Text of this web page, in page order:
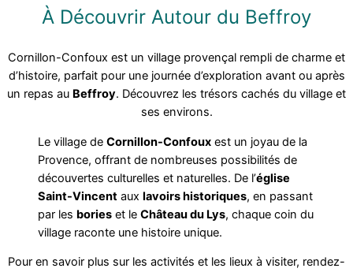
À Découvrir Autour du Beffroy
Cornillon-Confoux est un village provençal rempli de charme et
d’histoire, parfait pour une journée d’exploration avant ou après
un repas au Beffroy. Découvrez les trésors cachés du village et
ses environs.
Le village de Cornillon-Confoux est un joyau de la
Provence, offrant de nombreuses possibilités de
découvertes culturelles et naturelles. De l’église
Saint-Vincent aux lavoirs historiques, en passant
par les bories et le Château du Lys, chaque coin du
village raconte une histoire unique.
Pour en savoir plus sur les activités et les lieux à visiter, rendez-